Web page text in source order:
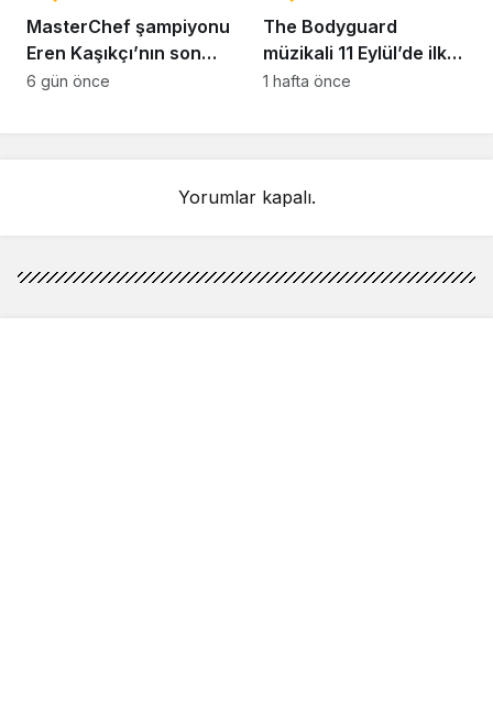
MasterChef şampiyonu
Eren Kaşıkçı’nın son
anlarındaki kahreden
6 gün önce
The Bodyguard
müzikali 11 Eylül’de ilk
kez Türkiye’de
1 hafta önce
Yorumlar kapalı.